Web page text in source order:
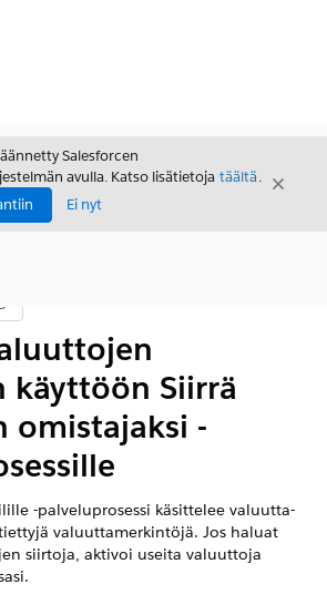
Salesforcen
avulla. Katso lisätietoja täältä.
Ei nyt
Sulje
käyttöön Siirrä
omistajaksi -
-palveluprosessi käsittelee valuutta-
valuuttamerkintöjä. Jos haluat
siirtoja, aktivoi useita valuuttoja